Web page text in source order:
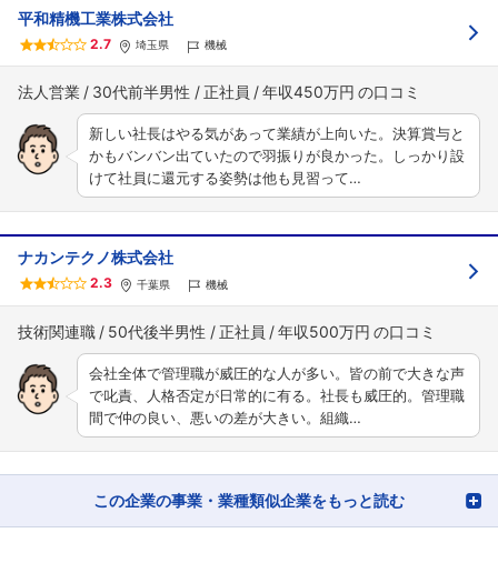
フォローしました
こちらの企業もフォローしませんか？
平和精機工業株式会社
2.7 埼玉県 機械
法人営業 30代前半男性 正社員 年収450万円
新しい社長はやる気があって業績が上向いた。決算賞与と
かもバンバン出ていたので羽振りが良かった。しっかり設
けて社員に還元する姿勢は他も見習って…
ナカンテクノ株式会社
2.3 千葉県 機械
技術関連職 50代後半男性 正社員 年収500万円
会社全体で管理職が威圧的な人が多い。皆の前で大きな声
で叱責、人格否定が日常的に有る。社長も威圧的。管理職
間で仲の良い、悪いの差が大きい。組織…
この企業の事業・業種類似企業をもっと読む